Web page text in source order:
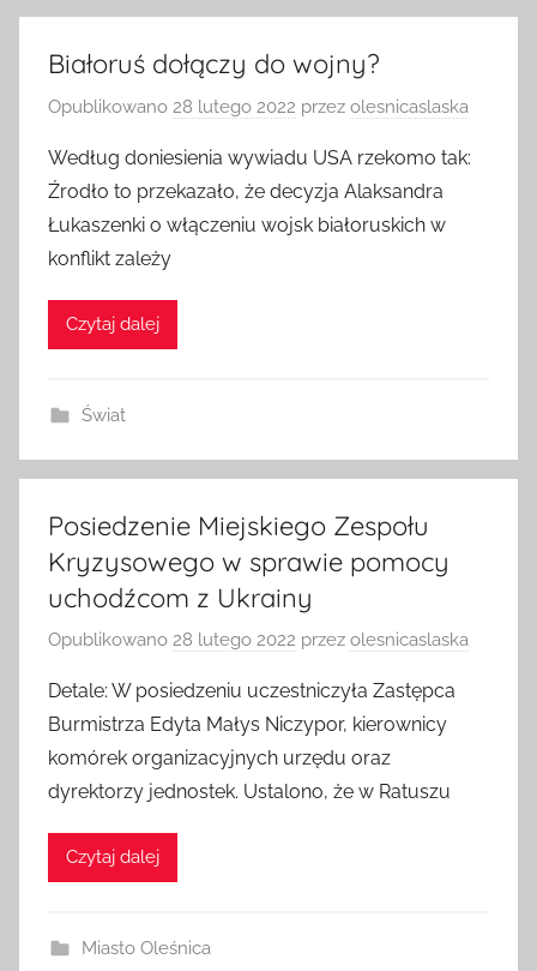
Białoruś dołączy do wojny?
Opublikowano 28 lutego 2022 przez olesnicaslaska
Według doniesienia wywiadu USA rzekomo tak:
Źrodło to przekazało, że decyzja Alaksandra
Łukaszenki o włączeniu wojsk białoruskich w
konflikt zależy
Czytaj dalej
Świat
Posiedzenie Miejskiego Zespołu
Kryzysowego w sprawie pomocy
uchodźcom z Ukrainy
Opublikowano 28 lutego 2022 przez olesnicaslaska
Detale: W posiedzeniu uczestniczyła Zastępca
Burmistrza Edyta Małys Niczypor, kierownicy
komórek organizacyjnych urzędu oraz
dyrektorzy jednostek. Ustalono, że w Ratuszu
Czytaj dalej
Miasto Oleśnica